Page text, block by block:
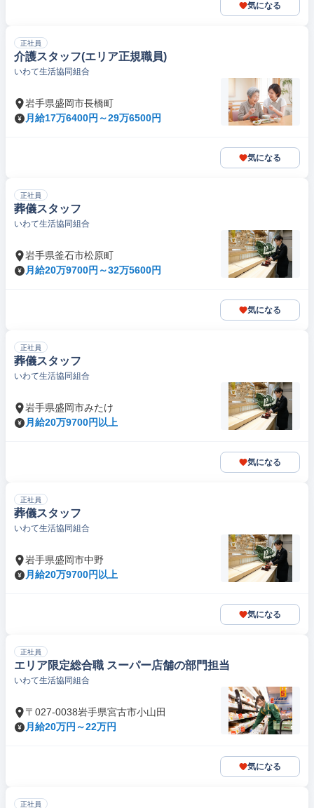
気になる
正社員
介護スタッフ(エリア正規職員)
いわて生活協同組合
岩手県盛岡市長橋町
月給17万6400円～29万6500円
気になる
正社員
葬儀スタッフ
いわて生活協同組合
岩手県釜石市松原町
月給20万9700円～32万5600円
気になる
正社員
葬儀スタッフ
いわて生活協同組合
岩手県盛岡市みたけ
月給20万9700円以上
気になる
正社員
葬儀スタッフ
いわて生活協同組合
岩手県盛岡市中野
月給20万9700円以上
気になる
正社員
エリア限定総合職 スーパー店舗の部門担当
いわて生活協同組合
〒027-0038岩手県宮古市小山田
月給20万円～22万円
気になる
正社員